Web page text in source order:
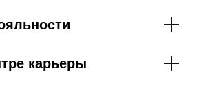
карьеры